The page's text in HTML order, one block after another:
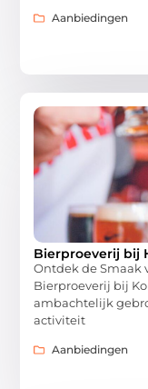
Aanbiedingen
Bierproeverij bij
Ontdek de Smaak
Bierproeverij bij
ambachtelijk
activiteit
Aanbiedingen